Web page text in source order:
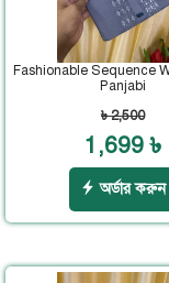
Fashionable Sequence
Panjabi
৳ 2,500
1,699 ৳
অর্ডার করুন